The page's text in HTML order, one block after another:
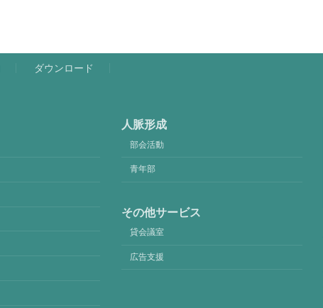
ダウンロード
人脈形成
部会活動
青年部
その他サービス
貸会議室
広告支援